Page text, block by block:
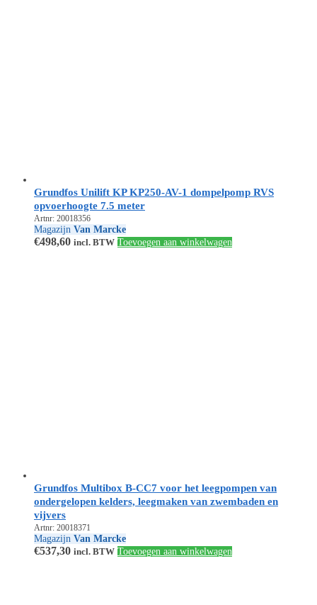
Grundfos Unilift KP KP250-AV-1 dompelpomp RVS
opvoerhoogte 7.5 meter
Artnr: 20018356
Magazijn Van Marcke
€498,60 incl. BTW Toevoegen aan winkelwagen
Grundfos Multibox B-CC7 voor het leegpompen van
ondergelopen kelders, leegmaken van zwembaden en
vijvers
Artnr: 20018371
Magazijn Van Marcke
€537,30 incl. BTW Toevoegen aan winkelwagen